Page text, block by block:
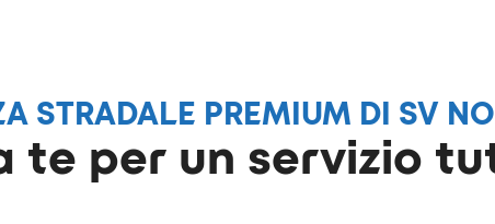
STRADALE PREMIUM DI SV
te per un servizio